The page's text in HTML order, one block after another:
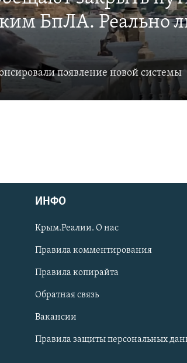
БпЛА. Реально
появление новой системы
ИНФО
Крым.Реалии. О нас
Правила комментирования
Правила копирайта
Обратная связь
Вакансии
Правила защиты персональных